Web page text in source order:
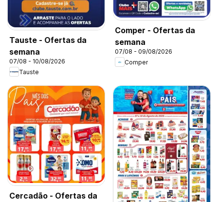
Tauste - Ofertas da
semana
07/08 - 10/08/2026
Tauste
Comper - Ofertas da
semana
07/08 - 09/08/2026
Comper
Cercadão - Ofertas da